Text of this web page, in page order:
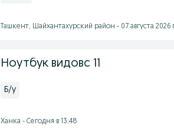
Ташкент, Шайхантахурский район - 07 августа 2026
Ноутбук видовс 11
Б/у
Ханка - Сегодня в 13:48